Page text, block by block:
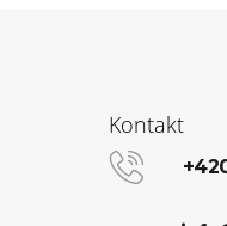
Kontakt